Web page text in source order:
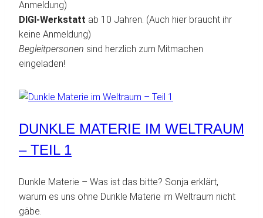
Anmeldung)
DIGI-Werkstatt ab 10 Jahren. (Auch hier braucht ihr
keine Anmeldung)
Begleitpersonen sind herzlich zum Mitmachen
eingeladen!
DUNKLE MATERIE IM WELTRAUM
– TEIL 1
Dunkle Materie – Was ist das bitte? Sonja erklärt,
warum es uns ohne Dunkle Materie im Weltraum nicht
gäbe.